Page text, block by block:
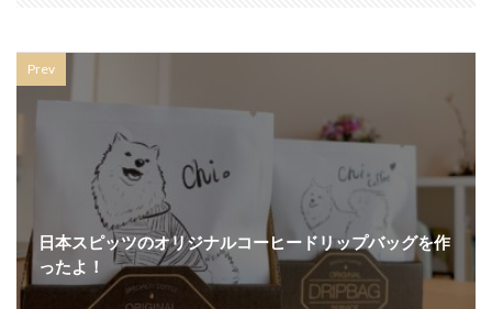
Prev
日本スピッツのオリジナルコーヒードリップバッグを作
ったよ！